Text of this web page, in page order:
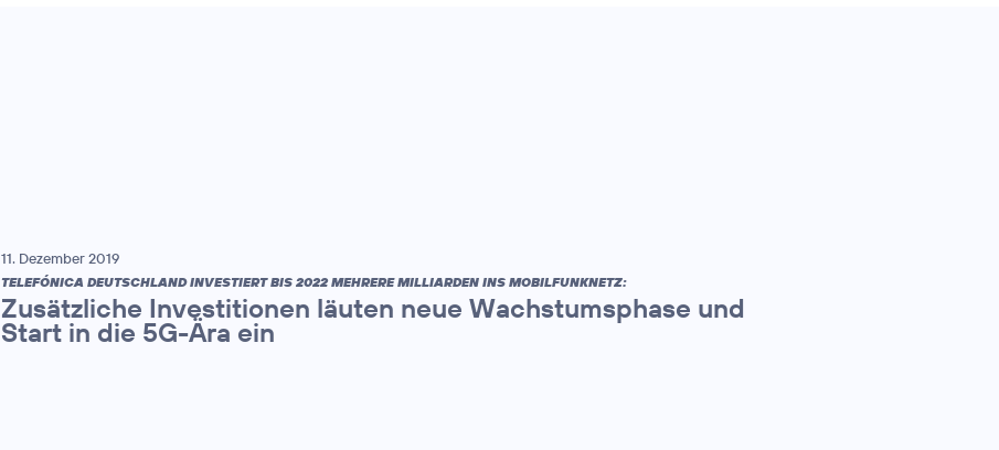
11. Dezember 2019
TELEFÓNICA DEUTSCHLAND INVESTIERT BIS 2022 MEHRERE MILLIARDEN INS MOBILFUNKNETZ:
Zusätzliche Investitionen läuten neue Wachstumsphase und
Start in die 5G-Ära ein